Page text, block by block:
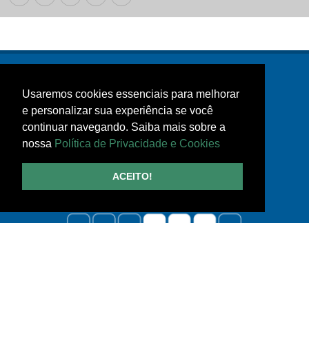
Usaremos cookies essenciais para melhorar
e personalizar sua experiência se você
continuar navegando. Saiba mais sobre a
nossa Política de Privacidade e Cookies
ACEITO!